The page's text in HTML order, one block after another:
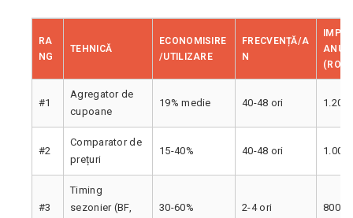
RA
NG
TEHNICĂ
ECONOMISIRE
/UTILIZARE
FRECVENȚĂ/A
N
(RON)
#1
Agregator de
cupoane
19% medie 40-48 ori
#2
Comparator de
prețuri
15-40% 40-48 ori
#3
Timing
sezonier (BF,
30-60% 2-4 ori 800-